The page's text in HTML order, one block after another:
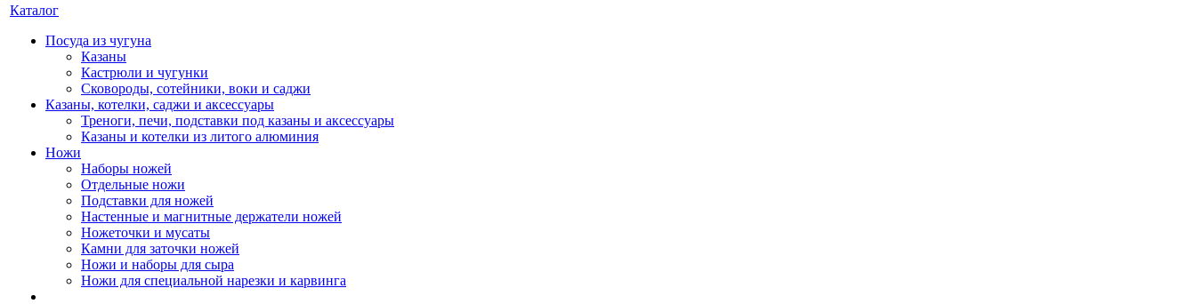
Каталог
Посуда из чугуна
Казаны
Кастрюли и чугунки
Сковороды, сотейники, воки и саджи
Казаны, котелки, саджи и аксессуары
Треноги, печи, подставки под казаны и аксессуары
Казаны и котелки из литого алюминия
Ножи
Наборы ножей
Отдельные ножи
Подставки для ножей
Настенные и магнитные держатели ножей
Ножеточки и мусаты
Камни для заточки ножей
Ножи и наборы для сыра
Ножи для специальной нарезки и карвинга